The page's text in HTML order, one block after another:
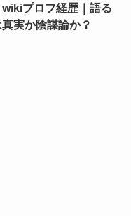
プロフ経歴｜語る
実か陰謀論か？